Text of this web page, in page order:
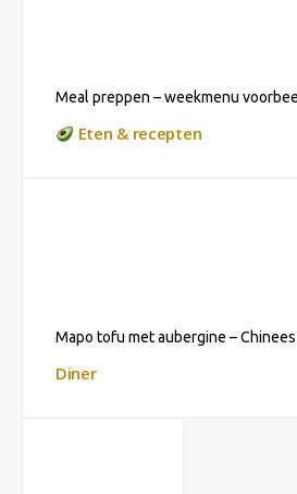
Meal preppen – weekmenu
Eten & recepten
Mapo tofu met aubergine –
Diner